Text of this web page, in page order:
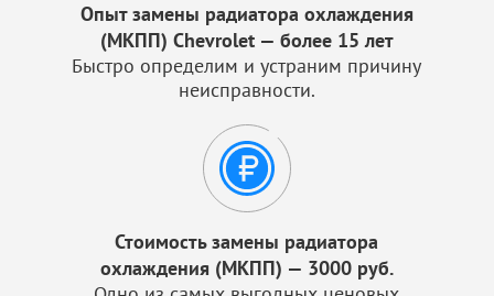
Опыт замены радиатора охлаждения
(МКПП) Chevrolet — более 15 лет
Быстро определим и устраним причину
неисправности.
Стоимость замены радиатора
охлаждения (МКПП) — 3000 руб.